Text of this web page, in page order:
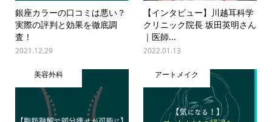
銀座カラーの口コミは悪い？
実際の評判と効果を徹底調
査！
2021.12.29
【インタビュー】川越耳科学
クリニック院長 坂田英明さん
｜医師...
2022.01.13
美容外科 アートメイク